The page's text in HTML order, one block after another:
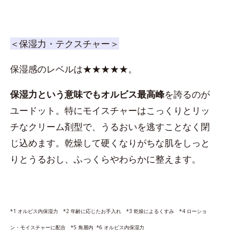
＜保湿力・テクスチャー＞
保湿感のレベルは★★★★★。
保湿力という意味でもオルビス最高峰を誇るのが
ユードット。特にモイスチャーはこっくりとリッ
チなクリーム剤型で、うるおいを逃すことなく閉
じ込めます。乾燥して硬くなりがちな肌をしっと
りとうるおし、ふっくらやわらかに整えます。
*1 オルビス内保湿力 *2 年齢に応じたお手入れ *3 乾燥によるくすみ *4 ローショ
ン・モイスチャーに配合 *5 角層内 *6 オルビス内保湿力